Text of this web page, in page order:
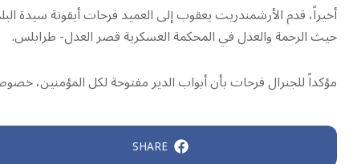
أخيراً، قدم الأرشمندريت يعقوب إلى العميد فرحات أيقونة سيدة
حيث الرحمة والعدل في المحكمة العسكرية قصر العدل- طرابلس.
مؤكداً للجنرال فرحات بأن أبواب الدير مفتوحة لكل المؤمنين،
SHARE